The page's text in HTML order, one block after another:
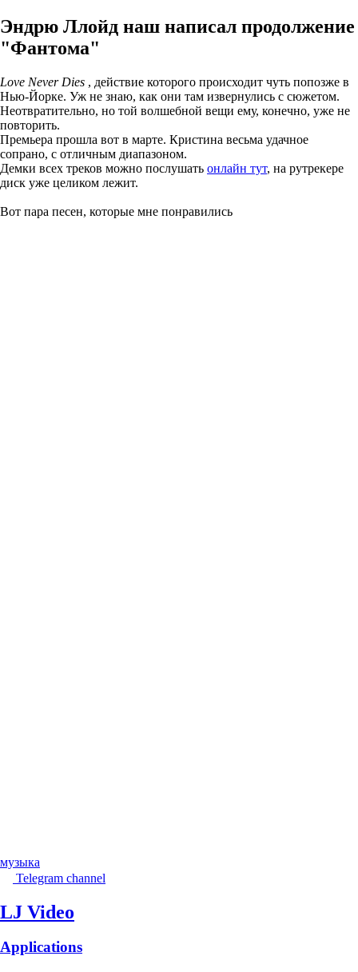
Эндрю Ллойд наш написал продолжение
"Фантома"
Love Never Dies , действие которого происходит чуть попозже в
Нью-Йорке. Уж не знаю, как они там извернулись с сюжетом.
Неотвратительно, но той волшебной вещи ему, конечно, уже не
повторить.
Премьера прошла вот в марте. Кристина весьма удачное
сопрано, с отличным диапазоном.
Демки всех треков можно послушать онлайн тут, на рутрекере
диск уже целиком лежит.
Вот пара песен, которые мне понравились
музыка
Telegram channel
LJ Video
Applications